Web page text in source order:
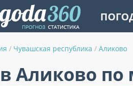
/ Чувашская республика / Аликово
Аликово по